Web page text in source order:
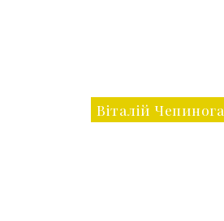
Віталій Чепинога